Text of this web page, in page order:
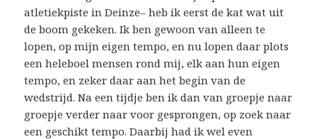
atletiekpiste in Deinze– heb ik eerst de kat wat uit
de boom gekeken. Ik ben gewoon van alleen te
lopen, op mijn eigen tempo, en nu lopen daar plots
een heleboel mensen rond mij, elk aan hun eigen
tempo, en zeker daar aan het begin van de
wedstrijd. Na een tijdje ben ik dan van groepje naar
groepje verder naar voor gesprongen, op zoek naar
een geschikt tempo. Daarbij had ik wel even